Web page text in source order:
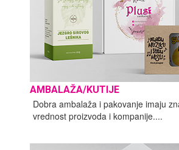
AMBALAŽA/KUTIJE
Dobra ambalaža i pakovanje imaju
vrednost proizvoda i kompanije....